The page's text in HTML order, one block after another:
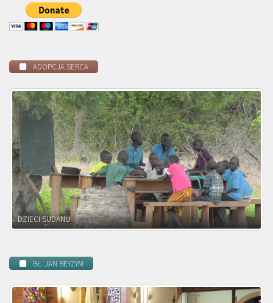
ADOPCJA SERCA
DZIECI ZAMBII
BŁ. JAN BEYZYM